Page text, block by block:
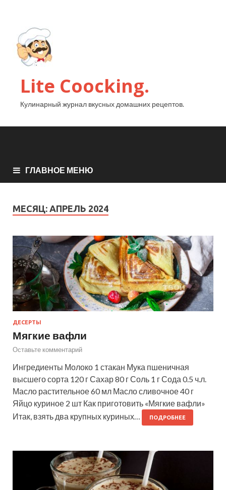
Lite Coocking.
Кулинарный журнал вкусных домашних рецептов.
ГЛАВНОЕ МЕНЮ
МЕСЯЦ: АПРЕЛЬ 2024
ДЕСЕРТЫ
Мягкие вафли
Оставьте комментарий
Ингредиенты Молоко 1 стакан Мука пшеничная
высшего сорта 120 г Сахар 80 г Соль 1 г Сода 0.5 ч.л.
Масло растительное 60 мл Масло сливочное 40 г
Яйцо куриное 2 шт Как приготовить «Мягкие вафли»
Итак, взять два крупных куриных…
ПОДРОБНЕЕ